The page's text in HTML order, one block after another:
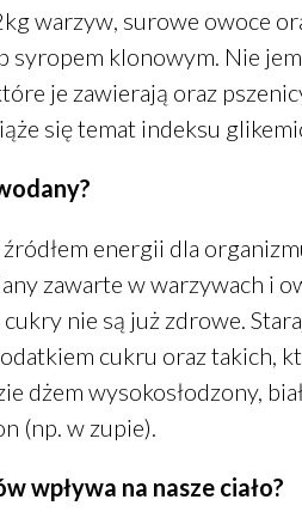
warzyw, surowe owoce
syropem klonowym. Nie
je zawierają oraz
się temat indeksu
energii dla
zawarte w warzywach i
nie są już zdrowe.
cukru oraz takich,
dżem wysokosłodzony,
(np. w zupie).
wpływa na nasze ciało?